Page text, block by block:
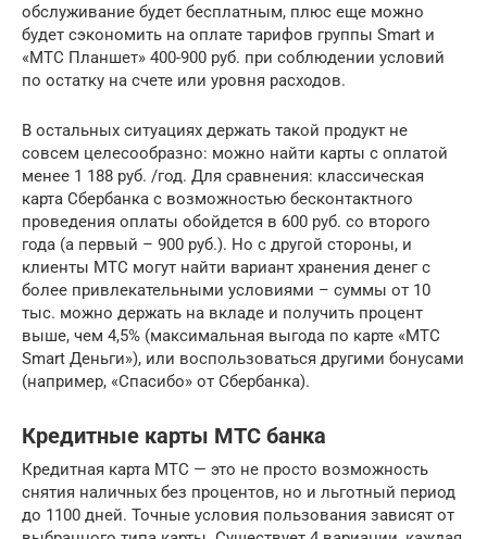
обслуживание будет бесплатным, плюс еще можно
будет сэкономить на оплате тарифов группы Smart и
«МТС Планшет» 400-900 руб. при соблюдении условий
по остатку на счете или уровня расходов.
В остальных ситуациях держать такой продукт не
совсем целесообразно: можно найти карты с оплатой
менее 1 188 руб. /год. Для сравнения: классическая
карта Сбербанка с возможностью бесконтактного
проведения оплаты обойдется в 600 руб. со второго
года (а первый – 900 руб.). Но с другой стороны, и
клиенты МТС могут найти вариант хранения денег с
более привлекательными условиями – суммы от 10
тыс. можно держать на вкладе и получить процент
выше, чем 4,5% (максимальная выгода по карте «МТС
Smart Деньги»), или воспользоваться другими бонусами
(например, «Спасибо» от Сбербанка).
Кредитные карты МТС банка
Кредитная карта МТС — это не просто возможность
снятия наличных без процентов, но и льготный период
до 1100 дней. Точные условия пользования зависят от